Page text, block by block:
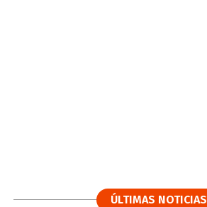
ÚLTIMAS NOTICIAS